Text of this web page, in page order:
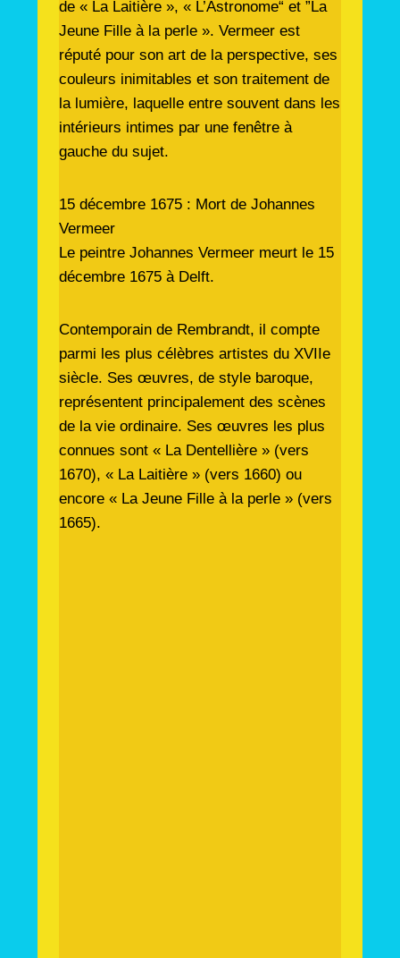
de « La Laitière », « L’Astronome“ et ”La
Jeune Fille à la perle ». Vermeer est
réputé pour son art de la perspective, ses
couleurs inimitables et son traitement de
la lumière, laquelle entre souvent dans les
intérieurs intimes par une fenêtre à
gauche du sujet.
15 décembre 1675 : Mort de Johannes
Vermeer
Le peintre Johannes Vermeer meurt le 15
décembre 1675 à Delft.
Contemporain de Rembrandt, il compte
parmi les plus célèbres artistes du XVIIe
siècle. Ses œuvres, de style baroque,
représentent principalement des scènes
de la vie ordinaire. Ses œuvres les plus
connues sont « La Dentellière » (vers
1670), « La Laitière » (vers 1660) ou
encore « La Jeune Fille à la perle » (vers
1665).